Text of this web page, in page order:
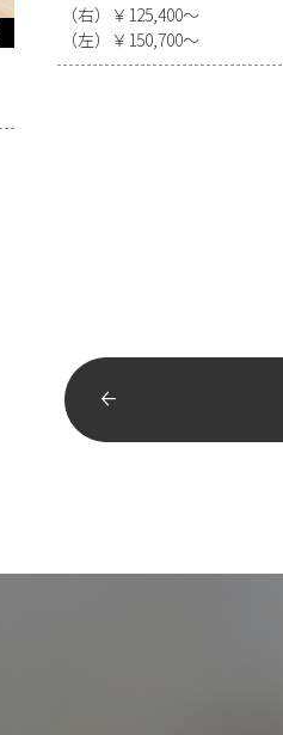
（右）￥125,400～
（左）￥150,700～